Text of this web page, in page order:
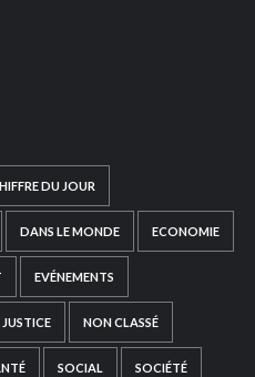
DU JOUR
DANS LE MONDE ECONOMIE
EVÉNEMENTS
JUSTICE NON CLASSÉ
SOCIAL SOCIÉTÉ